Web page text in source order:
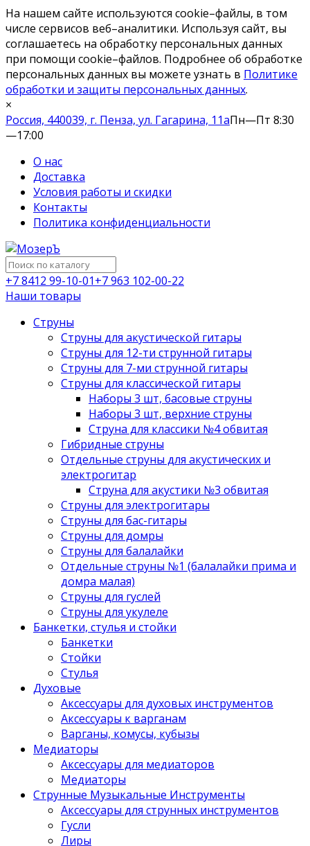
На нашем сайте используются cookie–файлы, в том
числе сервисов веб–аналитики. Используя сайт, вы
соглашаетесь на обработку персональных данных
при помощи cookie–файлов. Подробнее об обработке
персональных данных вы можете узнать в Политике
обработки и защиты персональных данных.
×
Россия, 440039, г. Пенза, ул. Гагарина, 11аПн—Пт 8:30
—17:00
О нас
Доставка
Условия работы и скидки
Контакты
Политика конфиденциальности
+7 8412 99-10-01+7 963 102-00-22
Наши товары
Струны
Струны для акустической гитары
Струны для 12-ти струнной гитары
Струны для 7-ми струнной гитары
Струны для классической гитары
Наборы 3 шт, басовые струны
Наборы 3 шт, верхние струны
Струна для классики №4 обвитая
Гибридные струны
Отдельные струны для акустических и
электрогитар
Струна для акустики №3 обвитая
Струны для электрогитары
Струны для бас-гитары
Струны для домры
Струны для балалайки
Отдельные струны №1 (балалайки прима и
домра малая)
Струны для гуслей
Струны для укулеле
Банкетки, стулья и стойки
Банкетки
Стойки
Стулья
Духовые
Аксессуары для духовых инструментов
Аксессуары к варганам
Варганы, комусы, кубызы
Медиаторы
Аксессуары для медиаторов
Медиаторы
Струнные Музыкальные Инструменты
Аксессуары для струнных инструментов
Гусли
Лиры